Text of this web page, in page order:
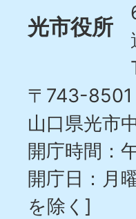
光市役所
〒743-8501
山口県光市
開庁時間：
開庁日：月
を除く]